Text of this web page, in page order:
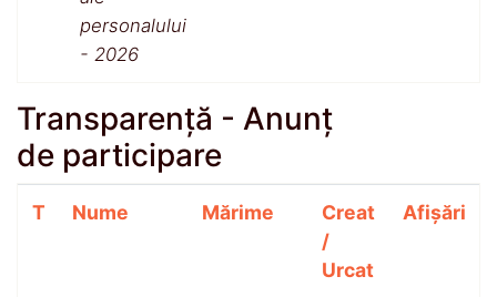
personalului
- 2026
Transparență - Anunț
de participare
T Nume Mărime
Creat
/
Urcat
Afișări